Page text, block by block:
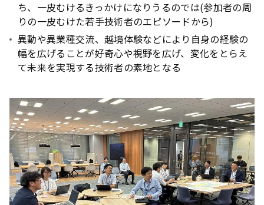
ち、一皮むけるきっかけになりうるのでは(参加者の周
りの一皮むけた若手技術者のエピソードから)
異動や異業種交流、越境体験などにより自身の経験の
幅を広げることが好奇心や視野を広げ、変化をとらえ
て未来を実現する技術者の素地となる